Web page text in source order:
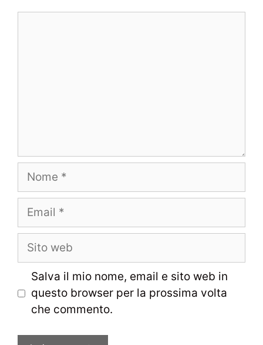
Nome
Email
Sito
Salva il mio nome, email e sito web in
questo browser per la prossima volta
che commento.